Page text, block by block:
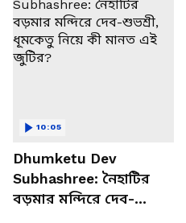
Dhumketu Dev
Subhashree: নৈহাটির
বড়মার মন্দিরে দেব-
10:05